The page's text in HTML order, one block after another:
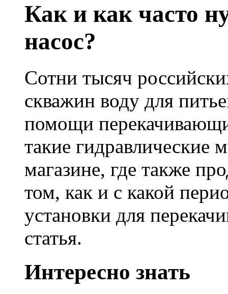
Как и как часто
насос?
Сотни тысяч
скважин воду для
помощи
такие
магазине, где также
том, как и с какой
установки для
статья.
Интересно знать